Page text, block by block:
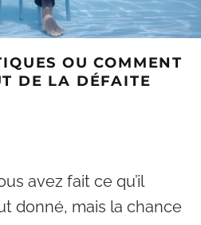
OU COMMENT
DE LA DÉFAITE
avez fait ce qu’il
donné, mais la chance